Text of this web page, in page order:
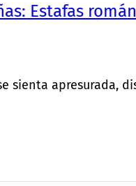
Estafas
sienta apresurada,